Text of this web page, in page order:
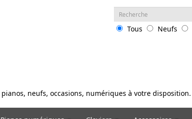
pianos, neufs, occasions, numériques à votre disposition.
Recherche
:
Tous
Neufs